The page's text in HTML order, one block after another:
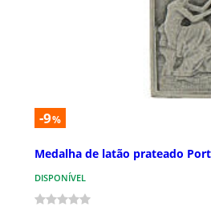
-9%
Medalha de latão prateado
DISPONÍVEL